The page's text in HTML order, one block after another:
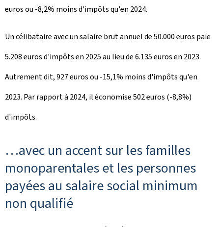
euros ou -8,2% moins d'impôts qu'en 2024.
Un célibataire avec un salaire brut annuel de 50.000 euros paie
5.208 euros d'impôts en 2025 au lieu de 6.135 euros en 2023.
Autrement dit, 927 euros ou -15,1% moins d'impôts qu'en
2023. Par rapport à 2024, il économise 502 euros (-8,8%)
d'impôts.
…avec un accent sur les familles
monoparentales et les personnes
payées au salaire social minimum
non qualifié